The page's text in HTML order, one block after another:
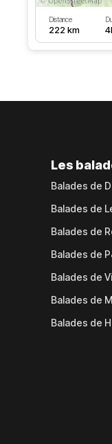
Distance
222 km
Les
Balades de
Balades de
Balades de
Balades de
Balades de
Balades de
Balades de